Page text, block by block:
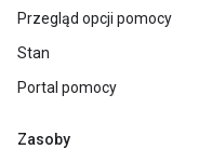
Przegląd opcji pomocy
Stan
Portal pomocy
Zasoby